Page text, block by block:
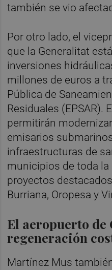
también se vio
Por otro lado, el
que la Generalitat
inversiones
millones de euros a
Pública de
Residuales (EPSAR).
permitirán
emisarios
infraestructuras de
municipios de toda la
proyectos
Burriana, Oropesa y
El aeropuerto de
regeneración
Martínez Mus